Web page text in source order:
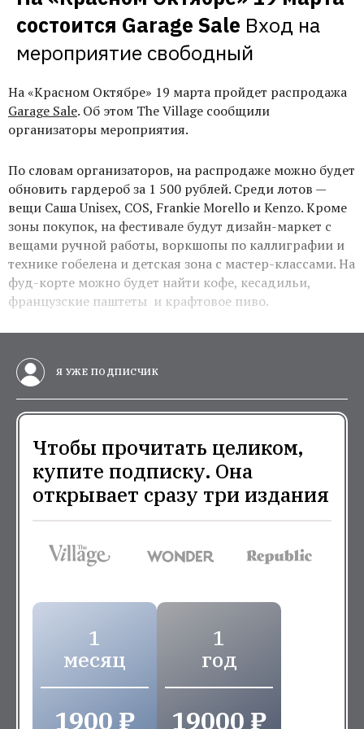
состоится Garage Sale Вход на
мероприятие свободный
На «Красном Октябре» 19 марта пройдет распродажа
Garage Sale. Об этом The Village сообщили
организаторы мероприятия.
По словам организаторов, на распродаже можно будет
обновить гардероб за 1 500 рублей. Среди лотов —
вещи Саша Unisex, COS, Frankie Morello и Kenzo. Кроме
зоны покупок, на фестивале будут дизайн-маркет с
вещами ручной работы, воркшопы по каллиграфии и
технике гобелена и детская зона с мастер-классами. На
фуд-корте можно будет найти кофе, кесадильи,
французские паштеты и крафтовое пиво.
Я УЖЕ ПОДПИСЧИК
Чтобы прочитать целиком,
купите подписку. Она
открывает сразу три издания
1
месяц
1900 ₽
1
год
19000 ₽